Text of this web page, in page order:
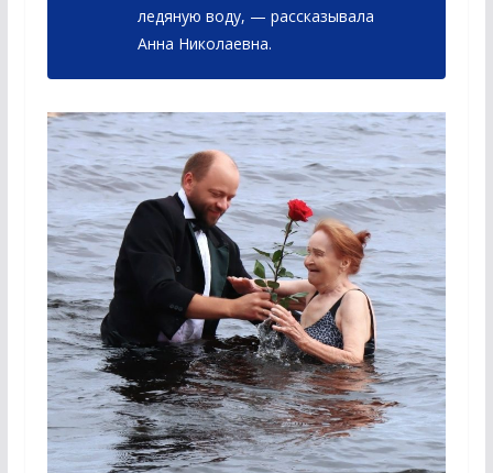
ледяную воду, — рассказывала
Анна Николаевна.